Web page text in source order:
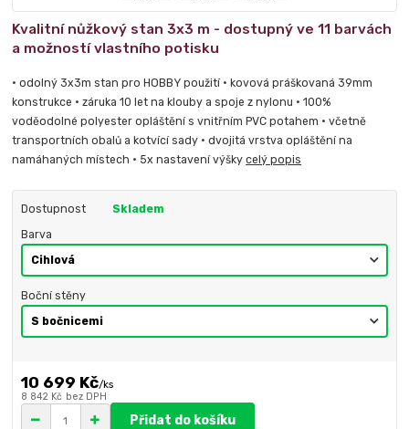
Kvalitní nůžkový stan 3x3 m - dostupný ve 11 barvách
a možností vlastního potisku
• odolný 3x3m stan pro HOBBY použití • kovová práškovaná 39mm
konstrukce • záruka 10 let na klouby a spoje z nylonu • 100%
voděodolné polyester opláštění s vnitřním PVC potahem • včetně
transportních obalů a kotvící sady • dvojitá vrstva opláštění na
namáhaných místech • 5x nastavení výškycelý popis
Dostupnost Skladem
Barva
Boční stěny
10 699 Kč/ks
8 842 Kč bez DPH
Přidat do košíku